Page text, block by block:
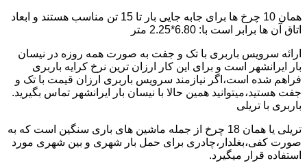
همان 10 چرخ ها برای جابه جایی بار تا 15 تن مناسب هستند و ابعاد
اتاق آن ها برابر است با: 6.80*2.25 متر
ارائه سرویس باربری با تک و جفت به صورت همه روزه در نیسان
بار ایرانشهر است و برای این کار ارزان ترین نرخ کرایه باربری
فراهم شده است،اگر نیازمند سرویس باربری ارزان قیمت با تک و
جفت هستید،میتوانید همین حالا با نیسان بار ایرانشهر تماس بگیرید.
باربری با تریلی
تریلی یا همان 18 چرخ از جمله ماشین های باری سنگین است که به
صورت کفی،بغلدار،چادری برای حمل بار شهری و بین شهری مورد
استفاده قرار میگیرد.